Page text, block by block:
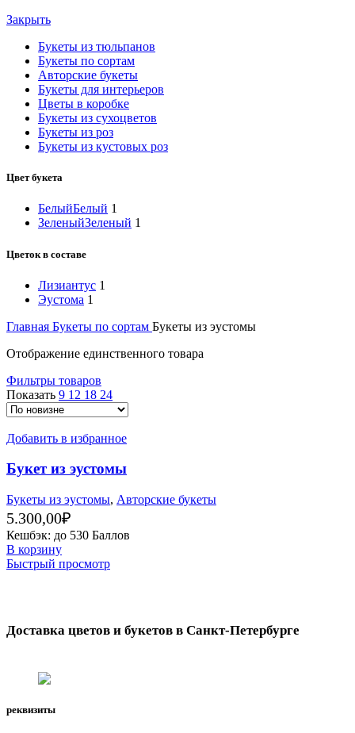
Закрыть
Букеты из тюльпанов
Букеты по сортам
Авторские букеты
Букеты для интерьеров
Цветы в коробке
Букеты из сухоцветов
Букеты из роз
Букеты из кустовых роз
Цвет букета
БелыйБелый 1
ЗеленыйЗеленый 1
Цветок в составе
Лизиантус 1
Эустома 1
Главная Букеты по сортам Букеты из эустомы
Отображение единственного товара
Фильтры товаров
Показать 9 12 18 24
Добавить в избранное
Букет из эустомы
Букеты из эустомы, Авторские букеты
5.300,00₽
Кешбэк: до 530 Баллов
В корзину
Быстрый просмотр
Доставка цветов и букетов в Санкт-Петербурге
реквизиты